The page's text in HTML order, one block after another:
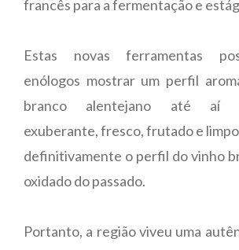
francês para a fermentação e
Estas novas ferramentas
enólogos mostrar um perfil
branco alentejano até aí
exuberante, fresco, frutado e
definitivamente o perfil do vinho
oxidado do passado.
Portanto, a região viveu uma